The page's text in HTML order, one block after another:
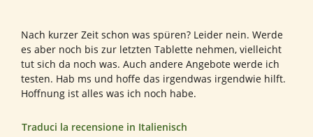
Nach kurzer Zeit schon was spüren? Leider nein. Werde
es aber noch bis zur letzten Tablette nehmen, vielleicht
tut sich da noch was. Auch andere Angebote werde ich
testen. Hab ms und hoffe das irgendwas irgendwie hilft.
Hoffnung ist alles was ich noch habe.
Traduci la recensione in Italienisch